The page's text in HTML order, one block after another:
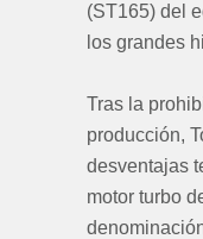
(ST165) del
los grandes
Tras la
producción,
desventajas
motor turbo